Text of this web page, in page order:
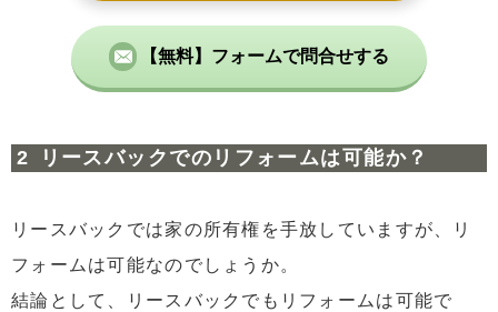
【無料】フォームで問合せする
リースバックでのリフォームは可能か？
リースバックでは家の所有権を手放していますが、リ
フォームは可能なのでしょうか。
結論として、リースバックでもリフォームは可能で